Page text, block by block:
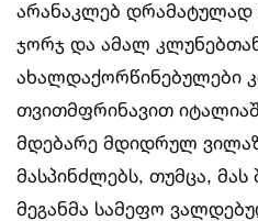
არანაკლებ
ჯორჯ და ამალ
ახალდაქორწინებულები
თვითმფრინავით
მდებარე მდიდრულ
მასპინძლებს, თუმცა,
მეგანმა სამეფო